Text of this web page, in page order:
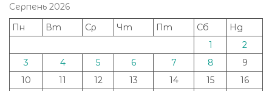
Серпень 2026
Пн
Вт Ср Чт Пт Сб
Нд
1
2
3
4 5 6 7 8
9
10
11 12 13 14 15
16